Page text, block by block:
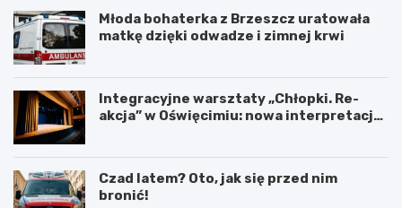
Młoda bohaterka z Brzeszcz uratowała
matkę dzięki odwadze i zimnej krwi
Integracyjne warsztaty „Chłopki. Re-
akcja” w Oświęcimiu: nowa interpretacja
Czad latem? Oto, jak się przed nim
bronić!